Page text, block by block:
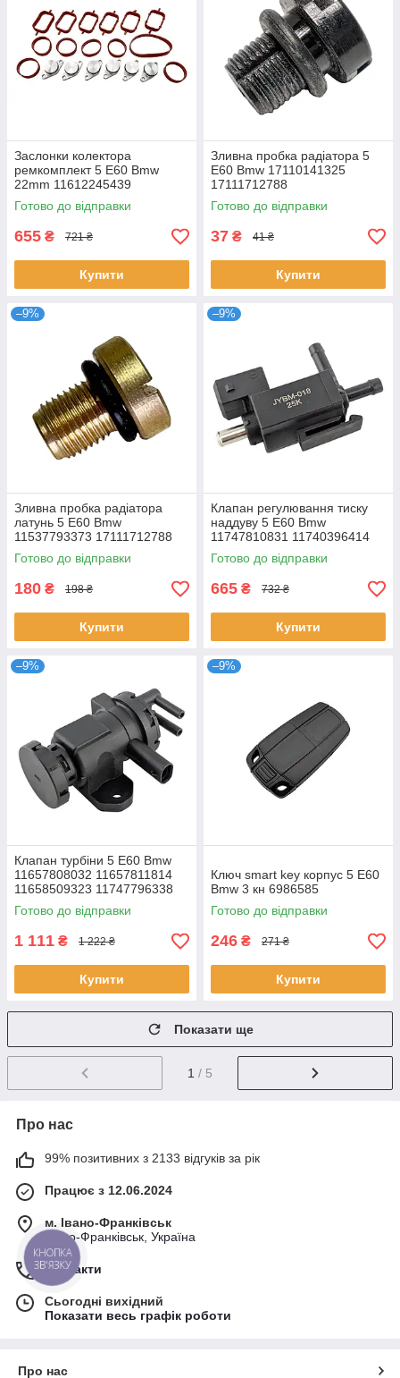
Заслонки колектора
ремкомплект 5 E60 Bmw
22mm 11612245439
11612246949 11617790198
11612246945
Готово до відправки
655 ₴ 721 ₴
Купити
Зливна пробка радіатора 5
E60 Bmw 17110141325
17111712788
Готово до відправки
37 ₴ 41 ₴
Купити
–9%
Зливна пробка радіатора
латунь 5 E60 Bmw
11537793373 17111712788
Готово до відправки
180 ₴ 198 ₴
Купити
–9%
Клапан регулювання тиску
наддуву 5 E60 Bmw
11747810831 11740396414
11741742712 702318010
YDJ100000
Готово до відправки
665 ₴ 732 ₴
Купити
–9%
Клапан турбіни 5 E60 Bmw
11657808032 11657811814
11658509323 11747796338
7796338 7808032 7811814,
Готово до відправки
1 111 ₴ 1 222 ₴
Купити
–9%
Ключ smart key корпус 5 E60
Bmw 3 кн 6986585
Готово до відправки
246 ₴ 271 ₴
Купити
Показати ще
1 / 5
Про нас
99% позитивних з 2133 відгуків за рік
Працює з 12.06.2024
м. Івано-Франківськ
Івано-Франківськ, Україна
Контакти
Сьогодні вихідний
Показати весь графік роботи
Про нас
КНОПКА
ЗВ'ЯЗКУ